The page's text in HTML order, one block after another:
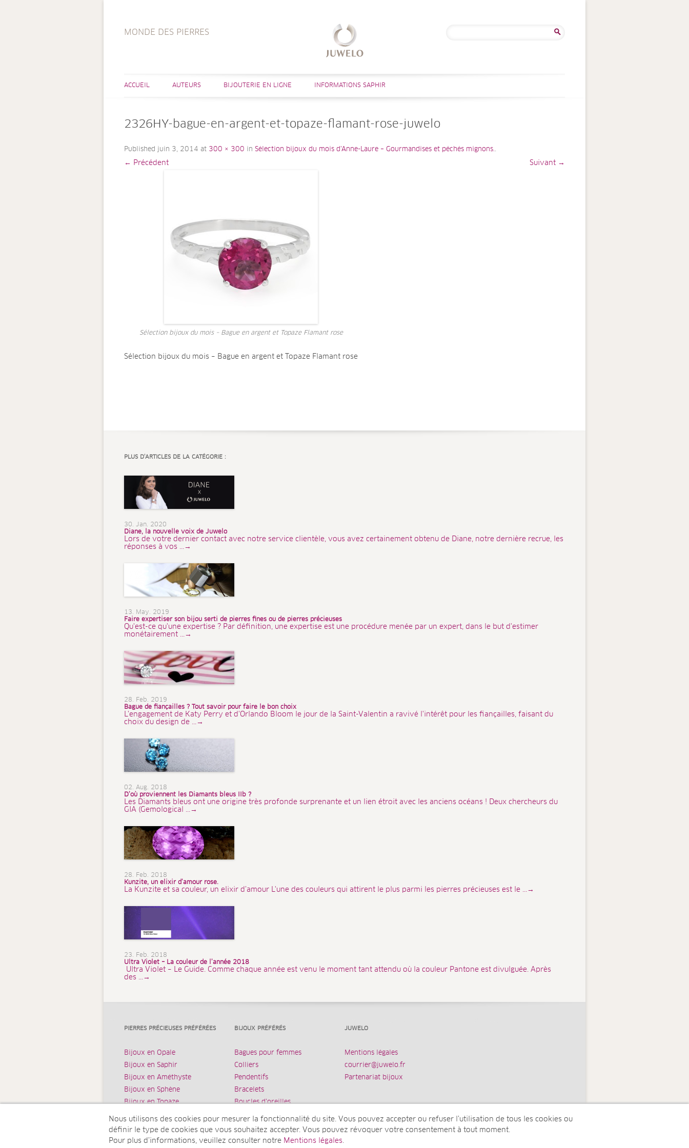
MONDE DES PIERRES
ACCUEIL AUTEURS BIJOUTERIE EN LIGNE INFORMATIONS SAPHIR
2326HY-bague-en-argent-et-topaze-flamant-rose-juwelo
Published juin 3, 2014 at 300 × 300 in Sélection bijoux du mois d’Anne-Laure – Gourmandises et péchés mignons..
← Précédent Suivant →
Sélection bijoux du mois – Bague en argent et Topaze Flamant rose
Sélection bijoux du mois – Bague en argent et Topaze Flamant rose
PLUS D’ARTICLES DE LA CATÉGORIE :
30. Jan. 2020
Diane, la nouvelle voix de Juwelo
Lors de votre dernier contact avec notre service clientèle, vous avez certainement obtenu de Diane, notre dernière recrue, les
réponses à vos ...→
13. May. 2019
Faire expertiser son bijou serti de pierres fines ou de pierres précieuses
Qu'est-ce qu'une expertise ? Par définition, une expertise est une procédure menée par un expert, dans le but d'estimer
monétairement ...→
28. Feb. 2019
Bague de fiançailles ? Tout savoir pour faire le bon choix
L'engagement de Katy Perry et d'Orlando Bloom le jour de la Saint-Valentin a ravivé l'intérêt pour les fiançailles, faisant du
choix du design de ...→
02. Aug. 2018
D’où proviennent les Diamants bleus IIb ?
Les Diamants bleus ont une origine très profonde surprenante et un lien étroit avec les anciens océans ! Deux chercheurs du
GIA (Gemological ...→
28. Feb. 2018
Kunzite, un elixir d’amour rose.
La Kunzite et sa couleur, un elixir d’amour L'une des couleurs qui attirent le plus parmi les pierres précieuses est le ...→
23. Feb. 2018
Ultra Violet – La couleur de l’année 2018
Ultra Violet – Le Guide. Comme chaque année est venu le moment tant attendu où la couleur Pantone est divulguée. Après
des ...→
PIERRES PRÉCIEUSES PRÉFÉRÉES
Bijoux en Opale
Bijoux en Saphir
Bijoux en Améthyste
Bijoux en Sphène
Bijoux en Topaze
BIJOUX PRÉFÉRÉS
Bagues pour femmes
Colliers
Pendentifs
Bracelets
Boucles d’oreilles
JUWELO
Mentions légales
courrier@juwelo.fr
Partenariat bijoux
Nous utilisons des cookies pour mesurer la fonctionnalité du site. Vous pouvez accepter ou refuser l’utilisation de tous les cookies ou
définir le type de cookies que vous souhaitez accepter. Vous pouvez révoquer votre consentement à tout moment.
Pour plus d’informations, veuillez consulter notre Mentions légales.